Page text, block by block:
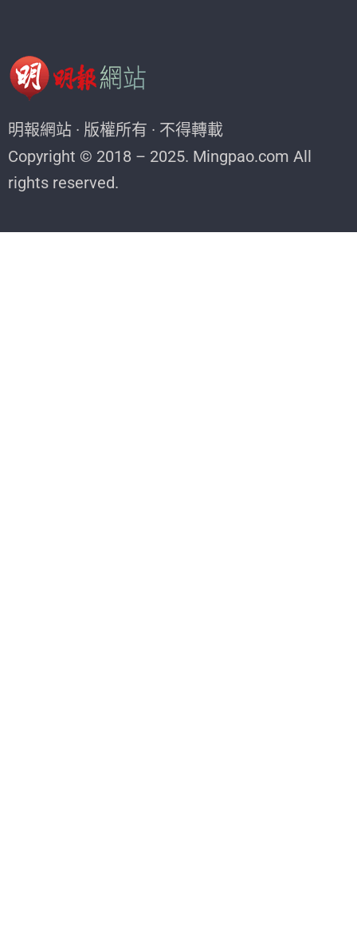
明報網站 · 版權所有 · 不得轉載
Copyright © 2018 – 2025. Mingpao.com All
rights reserved.